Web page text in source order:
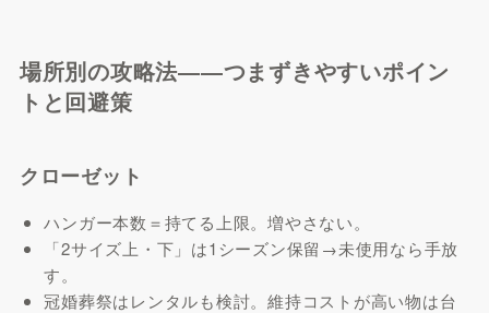
場所別の攻略法――つまずきやすいポイン
トと回避策
クローゼット
ハンガー本数＝持てる上限。増やさない。
「2サイズ上・下」は1シーズン保留→未使用なら手放
す。
冠婚葬祭はレンタルも検討。維持コストが高い物は台